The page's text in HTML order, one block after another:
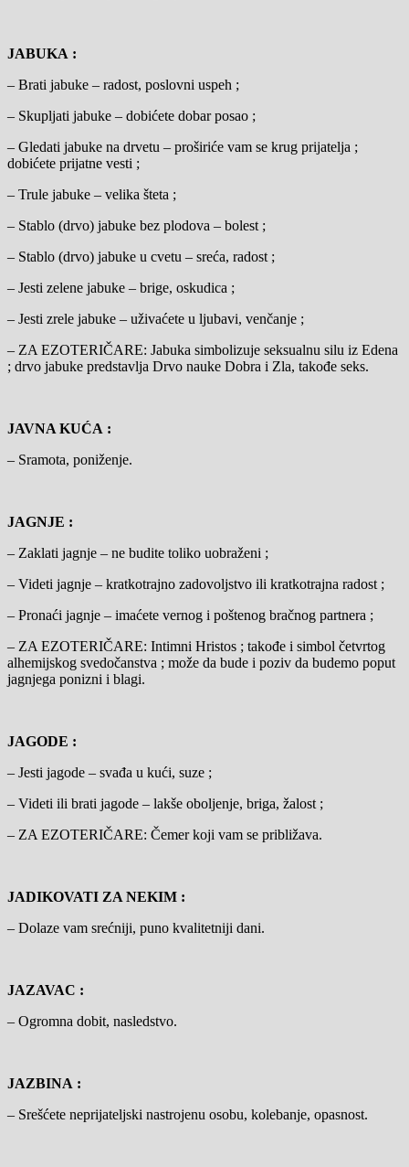
JABUKA :
– Brati jabuke – radost, poslovni uspeh ;
– Skupljati jabuke – dobićete dobar posao ;
– Gledati jabuke na drvetu – proširiće vam se krug prijatelja ;
dobićete prijatne vesti ;
– Trule jabuke – velika šteta ;
– Stablo (drvo) jabuke bez plodova – bolest ;
– Stablo (drvo) jabuke u cvetu – sreća, radost ;
– Jesti zelene jabuke – brige, oskudica ;
– Jesti zrele jabuke – uživaćete u ljubavi, venčanje ;
– ZA EZOTERIČARE: Jabuka simbolizuje seksualnu silu iz Edena
; drvo jabuke predstavlja Drvo nauke Dobra i Zla, takođe seks.
JAVNA KUĆA :
– Sramota, poniženje.
JAGNJE :
– Zaklati jagnje – ne budite toliko uobraženi ;
– Videti jagnje – kratkotrajno zadovoljstvo ili kratkotrajna radost ;
– Pronaći jagnje – imaćete vernog i poštenog bračnog partnera ;
– ZA EZOTERIČARE: Intimni Hristos ; takođe i simbol četvrtog
alhemijskog svedočanstva ; može da bude i poziv da budemo poput
jagnjega ponizni i blagi.
JAGODE :
– Jesti jagode – svađa u kući, suze ;
– Videti ili brati jagode – lakše oboljenje, briga, žalost ;
– ZA EZOTERIČARE: Čemer koji vam se približava.
JADIKOVATI ZA NEKIM :
– Dolaze vam srećniji, puno kvalitetniji dani.
JAZAVAC :
– Ogromna dobit, nasledstvo.
JAZBINA :
– Srešćete neprijateljski nastrojenu osobu, kolebanje, opasnost.